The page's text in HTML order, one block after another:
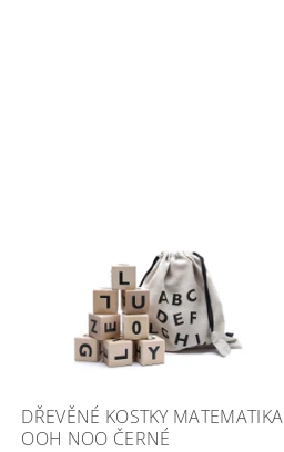
DŘEVĚNÉ KOSTKY MATEMATIKA
OOH NOO ČERNÉ